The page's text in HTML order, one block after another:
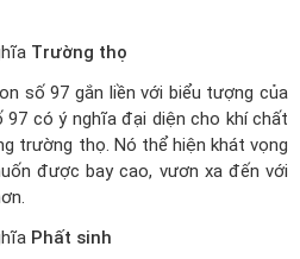
Trường thọ
số 97 gắn liền với biểu tượng của
97 có ý nghĩa đại diện cho khí chất
trường thọ. Nó thể hiện khát vọng
được bay cao, vươn xa đến với
Phất sinh